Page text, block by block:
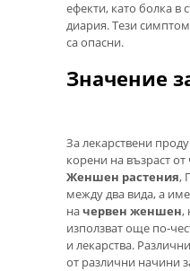
ефекти, като болка в
диария. Тези
са опасни.
Значение
За лекарствени
корени на възраст
Женшен растения,
между два вида, а
начервен женшен,
използват още по-
и лекарства.
от различни начини